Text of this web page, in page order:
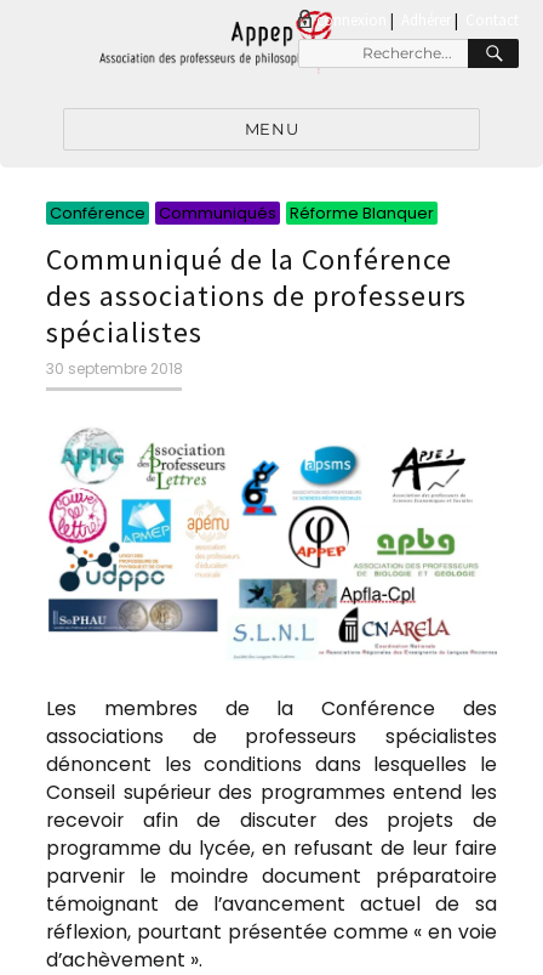
connexion |
Recherche
pour
MENU
Conférence Communiqués Réforme Blanquer
Communiqué de la Conférence
des associations de professeurs
spécialistes
Publié
le
30 septembre 2018
Les membres de la Conférence des
associations de professeurs spécialistes
dénoncent les conditions dans lesquelles le
Conseil supérieur des programmes entend les
recevoir afin de discuter des projets de
programme du lycée, en refusant de leur faire
parvenir le moindre document préparatoire
témoignant de l’avancement actuel de sa
réflexion, pourtant présentée comme « en voie
d’achèvement ».